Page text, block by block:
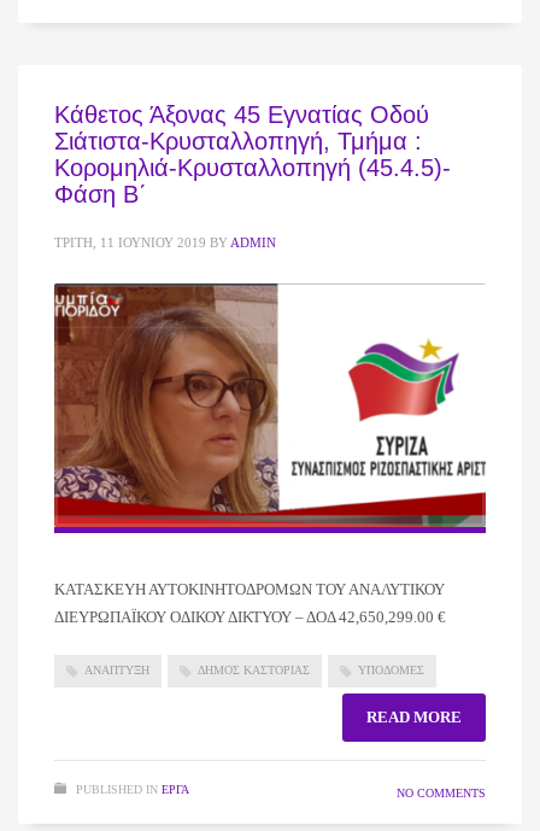
Κάθετος Άξονας 45 Εγνατίας Οδού
Σιάτιστα-Κρυσταλλοπηγή, Τμήμα :
Κορομηλιά-Κρυσταλλοπηγή (45.4.5)-
Φάση Β΄
ΤΡΊΤΗ, 11 ΙΟΥΝΊΟΥ 2019 BY ADMIN
ΚΑΤΑΣΚΕΥΗ ΑΥΤΟΚΙΝΗΤΟΔΡΟΜΩΝ ΤΟΥ ΑΝΑΛΥΤΙΚΟΥ
ΔΙΕΥΡΩΠΑΪΚΟΥ ΟΔΙΚΟΥ ΔΙΚΤΥΟΥ – ΔΟΔ 42,650,299.00 €
ΑΝΑΠΤΥΞΗ ΔΗΜΟΣ ΚΑΣΤΟΡΙΑΣ ΥΠΟΔΟΜΕΣ
READ MORE
PUBLISHED IN ΈΡΓΑ NO COMMENTS